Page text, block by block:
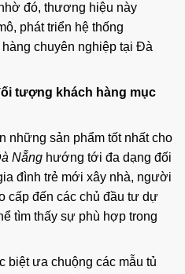
đó, thương hiệu này
phát triển hệ thống
chuyên nghiệp tại Đà
tượng khách hàng mục
những sản phẩm tốt nhất cho
Nẵng hướng tới đa dạng đối
đình trẻ mới xây nhà, người
cấp đến các chủ đầu tư dự
tìm thấy sự phù hợp trong
biệt ưa chuộng các mẫu tủ